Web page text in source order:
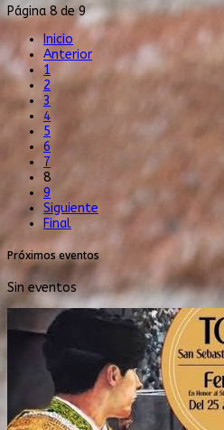
Página 8 de 9
Inicio
Anterior
1
2
3
4
5
6
7
8
9
Siguiente
Final
Próximos eventos
Sin eventos